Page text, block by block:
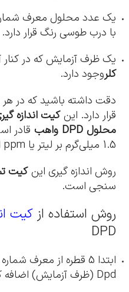
با درب طوسی رنگ قرار دارد.
یک ظرف آزمایش که در
کلروجود دارد.
قرار دارد. اینکیت اندازه
محلول DPD واهب
1.5 میلی‌گرم بر لیتر یا ppm اندازه بگیرد.
روش اندازه گیری اینکیت
سنجی است.
روش استفاده از کیت
DPD
Dpd (ظرف آزمایش) اضافه کنید.